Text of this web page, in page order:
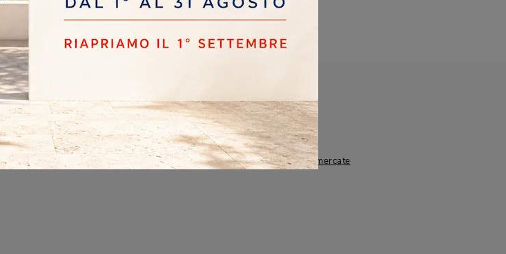
I più visti a :
Cinisello Balsamo Lissone Sesto San Giovanni Vimercate